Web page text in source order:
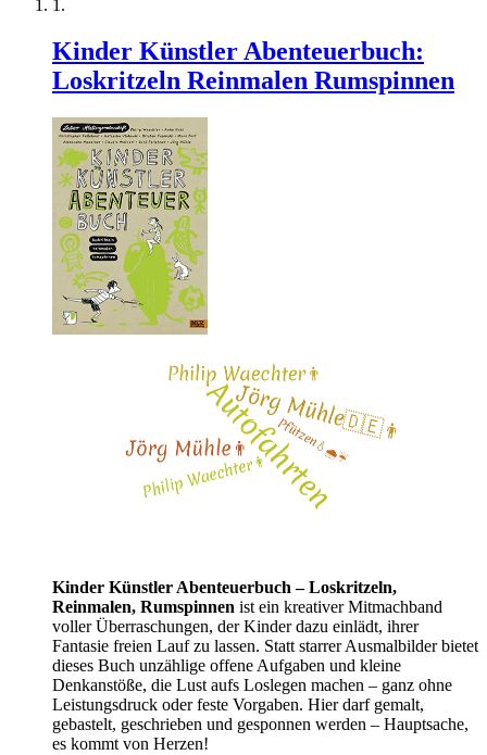
Kinder Künstler Abenteuerbuch:
Loskritzeln Reinmalen Rumspinnen
Kinder Künstler Abenteuerbuch – Loskritzeln,
Reinmalen, Rumspinnen ist ein kreativer Mitmachband
voller Überraschungen, der Kinder dazu einlädt, ihrer
Fantasie freien Lauf zu lassen. Statt starrer Ausmalbilder bietet
dieses Buch unzählige offene Aufgaben und kleine
Denkanstöße, die Lust aufs Loslegen machen – ganz ohne
Leistungsdruck oder feste Vorgaben. Hier darf gemalt,
gebastelt, geschrieben und gesponnen werden – Hauptsache,
es kommt von Herzen!